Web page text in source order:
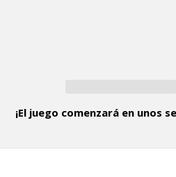
¡El juego comenzará en unos